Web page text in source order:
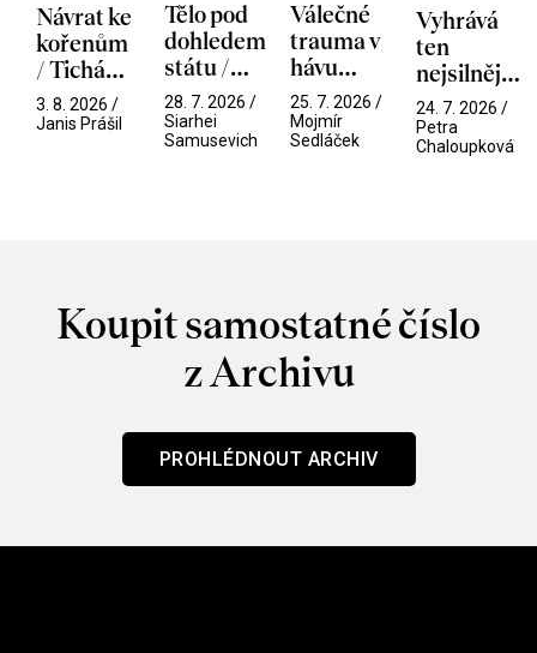
Návrat ke
kořenům
/ Tichá
přítelkyně
3. 8. 2026 /
Janis Prášil
Tělo pod
dohledem
státu /
Pramen
28. 7. 2026 /
Siarhei
Samusevich
Válečné
trauma v
hávu
spektáklu
/ Odyssea
25. 7. 2026 /
Mojmír
Sedláček
Vyhrává
ten
nejsilnější
/ V nitru
manosféry
24. 7. 2026 /
Petra
Chaloupková
Koupit samostatné číslo
z Archivu
PROHLÉDNOUT ARCHIV